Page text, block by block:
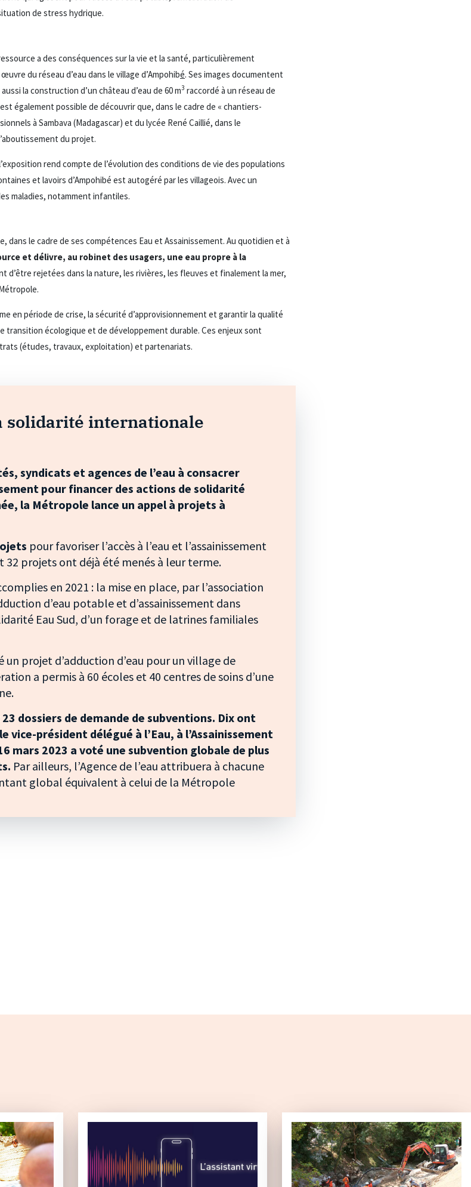
de stress hydrique.
a des conséquences sur la vie et la santé, particulièrement
du réseau d’eau dans le village d’Ampohibé. Ses images documentent
la construction d’un château d’eau de 60 m3 raccordé à un réseau de
également possible de découvrir que, dans le cadre de « chantiers-
à Sambava (Madagascar) et du lycée René Caillié, dans le
du projet.
rend compte de l’évolution des conditions de vie des populations
et lavoirs d’Ampohibé est autogéré par les villageois. Avec un
maladies, notamment infantiles.
le cadre de ses compétences Eau et Assainissement. Au quotidien et à
et délivre, au robinet des usagers, une eau propre à la
d’être rejetées dans la nature, les rivières, les fleuves et finalement la mer,
en période de crise, la sécurité d’approvisionnement et garantir la qualité
transition écologique et de développement durable. Ces enjeux sont
(études, travaux, exploitation) et partenariats.
solidarité internationale
syndicats et agences de l’eau à consacrer
pour financer des actions de solidarité
la Métropole lance un appel à projets à
pour favoriser l’accès à l’eau et l’assainissement
32 projets ont déjà été menés à leur terme.
en 2021 : la mise en place, par l’association
d’eau potable et d’assainissement dans
Eau Sud, d’un forage et de latrines familiales
projet d’adduction d’eau pour un village de
a permis à 60 écoles et 40 centres de soins d’une
dossiers de demande de subventions. Dix ont
vice-président délégué à l’Eau, à l’Assainissement
mars 2023 a voté une subvention globale de plus
Par ailleurs, l’Agence de l’eau attribuera à chacune
global équivalent à celui de la Métropole